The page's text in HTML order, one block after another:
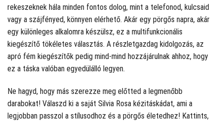
rekeszeknek hála minden fontos dolog, mint a telefonod, kulcsaid
vagy a szájfényed, könnyen elérhető. Akár egy pörgős napra, akár
egy különleges alkalomra készülsz, ez a multifunkcionális
kiegészítő tökéletes választás. A részletgazdag kidolgozás, az
apró fém kiegészítők pedig mind-mind hozzájárulnak ahhoz, hogy
ez a táska valóban egyedülálló legyen.
Ne hagyd, hogy más szerezze meg előtted a legmenőbb
darabokat! Válaszd ki a saját Silvia Rosa kézitáskádat, ami a
legjobban passzol a stílusodhoz és a pörgős életedhez! Kattints,